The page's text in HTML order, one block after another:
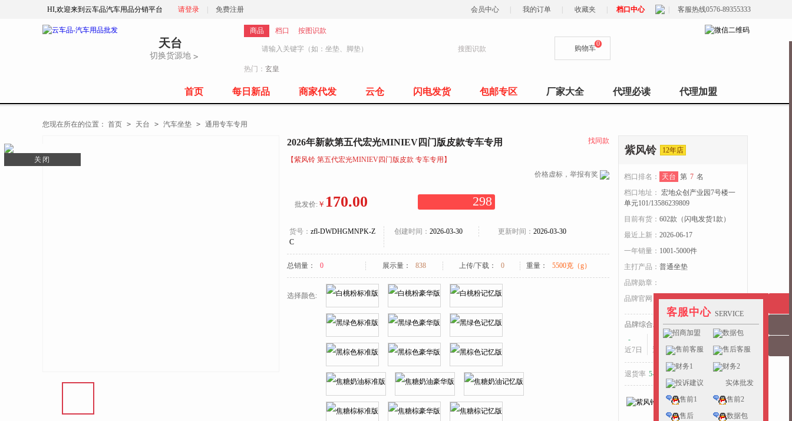
HI,欢迎来到云车品汽车用品分销平台 请登录 免费注册 会员中心 我的订单 收藏夹 档口中心 客服热线0576-89355333
天台
切换货源地 >
商品 档口 按图识款
搜图识款
热门： 玄皇
购物车
0
首页 每日新品 商家代发 云仓 闪电发货 包邮专区 厂家大全 代理必读 代理加盟
您现在所在的位置： 首页 > 天台 > 汽车坐垫 > 通用专车专用
2026年新款第五代宏光MINIEV四门版皮款专车专用 找同款
【紫风铃 第五代宏光MINIEV四门版皮款 专车专用】
价格虚标，举报有奖
批发价:￥ 170.00 298
货号： zfl-DWDHGMNPK-Z
C
创建时间： 2026-03-30 更新时间： 2026-03-30
总销量： 0 展示量： 838 上传/下载： 0 重量： 5500克（g）
选择颜色:
紫风铃 12年店
档口排名： 天台 第 7 名
档口地址： 宏地众创产业园7号楼一
单元101/13586239809
目前有货： 602款（闪电发货1款）
最近上新： 2026-06-17
一年销量： 1001-5000件
主打产品： 普通坐垫
品牌勋章：
品牌官网：zfl.yunchepin.cn
品牌综合发货耗时：
-
近7日
近15日
近30日
退货率 5-10% 好于 的同行
关闭
客服中心 SERVICE
招商加盟 数据包
售前客服 售后客服
财务1 财务2
投诉建议 实体批发
售前1 售前2
售后 数据包